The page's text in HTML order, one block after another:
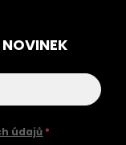
NOVINEK
údajů *